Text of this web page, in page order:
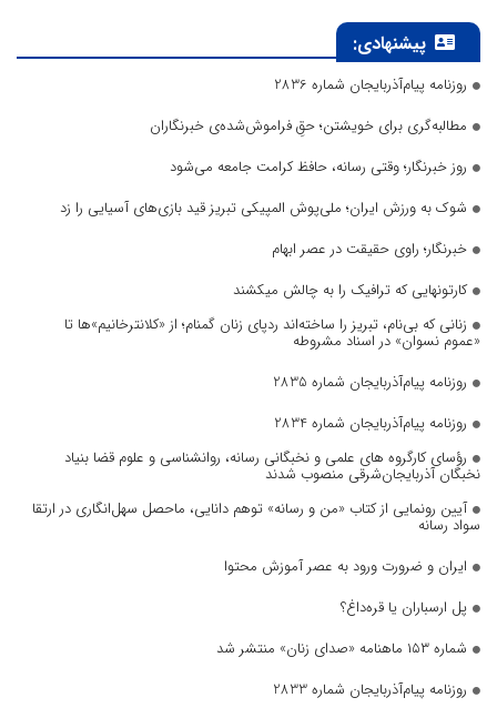
پیشنهادی:
روزنامه پیام‌آذربایجان شماره 2836
مطالبه‌گری برای خویشتن؛ حقِ فراموش‌شده‌ی خبرنگاران
روز خبرنگار؛ وقتی رسانه، حافظ کرامت جامعه می‌شود
شوک به ورزش ایران؛ ملی‌پوش المپیکی تبریز قید بازی‌های آسیایی را زد
خبرنگار؛ راوی حقیقت در عصر ابهام
کارتونهایی که ترافیک را به چالش میکشند
زنانی که بی‌نام، تبریز را ساخته‌اند ردپای زنان گمنام؛ از «کلانترخانیم»ها تا
«عموم نسوان» در اسناد مشروطه
روزنامه پیام‌آذربایجان شماره 2835
روزنامه پیام‌آذربایجان شماره 2834
رؤسای کارگروه های علمی و نخبگانی رسانه، روانشناسی و علوم قضا بنیاد
نخبگان آذربایجان‌شرقی منصوب شدند
آیین رونمایی از کتاب «من و رسانه» توهم دانایی، ماحصل سهل‌انگاری در ارتقا
سواد رسانه
ایران و ضرورت ورود به عصر آموزش محتوا
پل ارسباران یا قره‌داغ؟
شماره ۱۵۳ ماهنامه «صدای زنان» منتشر شد
روزنامه پیام‌آذربایجان شماره 2833